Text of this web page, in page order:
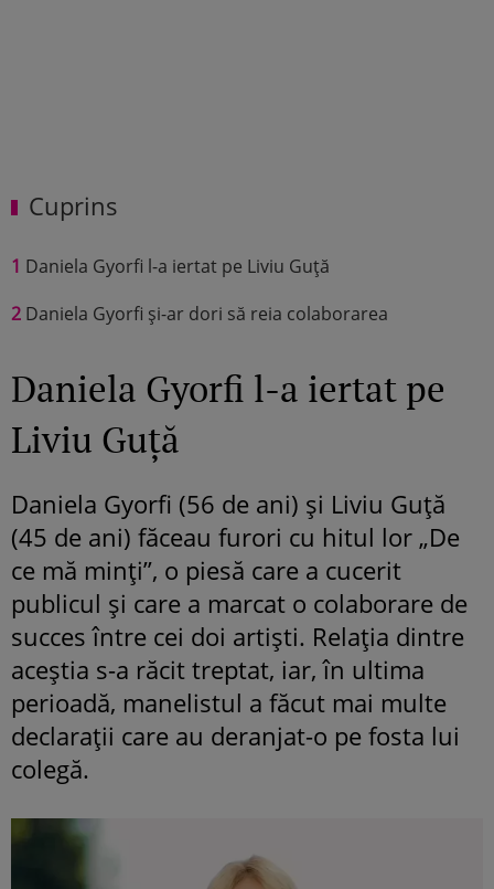
Cuprins
1 Daniela Gyorfi l-a iertat pe Liviu Guță
2 Daniela Gyorfi și-ar dori să reia colaborarea
Daniela Gyorfi l-a iertat pe
Liviu Guță
Daniela Gyorfi (56 de ani) și Liviu Guță
(45 de ani) făceau furori cu hitul lor „De
ce mă minți”, o piesă care a cucerit
publicul și care a marcat o colaborare de
succes între cei doi artiști. Relația dintre
aceștia s-a răcit treptat, iar, în ultima
perioadă, manelistul a făcut mai multe
declarații care au deranjat-o pe fosta lui
colegă.